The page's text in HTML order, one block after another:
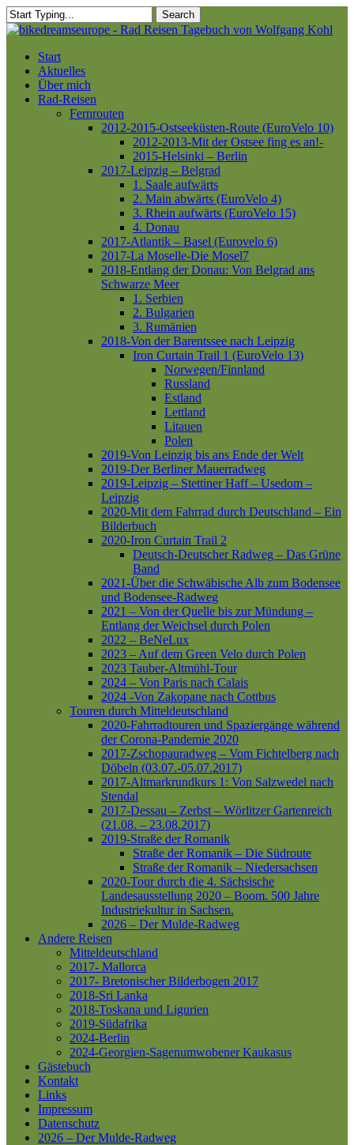
Skip
to
content
Search
Close
Menu
Start
Aktuelles
Über mich
Rad-Reisen
Fernrouten
2012-2015-Ostseeküsten-Route (EuroVelo 10)
2012-2013-Mit der Ostsee fing es an!-
2015-Helsinki – Berlin
2017-Leipzig – Belgrad
1. Saale aufwärts
2. Main abwärts (EuroVelo 4)
3. Rhein aufwärts (EuroVelo 15)
4. Donau
2017-Atlantik – Basel (Eurovelo 6)
2017-La Moselle-Die Mosel7
2018-Entlang der Donau: Von Belgrad ans
Schwarze Meer
1. Serbien
2. Bulgarien
3. Rumänien
2018-Von der Barentssee nach Leipzig
Iron Curtain Trail 1 (EuroVelo 13)
Norwegen/Finnland
Russland
Estland
Lettland
Litauen
Polen
2019-Von Leipzig bis ans Ende der Welt
2019-Der Berliner Mauerradweg
2019-Leipzig – Stettiner Haff – Usedom –
Leipzig
2020-Mit dem Fahrrad durch Deutschland – Ein
Bilderbuch
2020-Iron Curtain Trail 2
Deutsch-Deutscher Radweg – Das Grüne
Band
2021-Über die Schwäbische Alb zum Bodensee
und Bodensee-Radweg
2021 – Von der Quelle bis zur Mündung –
Entlang der Weichsel durch Polen
2022 – BeNeLux
2023 – Auf dem Green Velo durch Polen
2023 Tauber-Altmühl-Tour
2024 – Von Paris nach Calais
2024 -Von Zakopane nach Cottbus
Touren durch Mitteldeutschland
2020-Fahrradtouren und Spaziergänge während
der Corona-Pandemie 2020
2017-Zschopauradweg – Vom Fichtelberg nach
Döbeln (03.07.-05.07.2017)
2017-Altmarkrundkurs 1: Von Salzwedel nach
Stendal
2017-Dessau – Zerbst – Wörlitzer Gartenreich
(21.08. – 23.08.2017)
2019-Straße der Romanik
Straße der Romanik – Die Südroute
Straße der Romanik – Niedersachsen
2020-Tour durch die 4. Sächsische
Landesausstellung 2020 – Boom. 500 Jahre
Industriekultur in Sachsen.
2026 – Der Mulde-Radweg
Andere Reisen
Mitteldeutschland
2017- Mallorca
2017- Bretonischer Bilderbogen 2017
2018-Sri Lanka
2018-Toskana und Ligurien
2019-Südafrika
2024-Berlin
2024-Georgien-Sagenumwobener Kaukasus
Gästebuch
Kontakt
Links
Impressum
Datenschutz
2026 – Der Mulde-Radweg